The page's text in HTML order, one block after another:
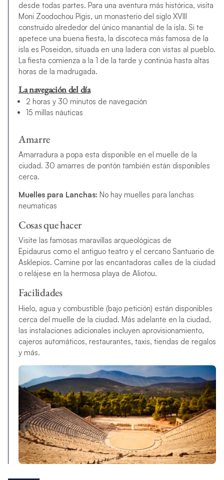
desde todas partes. Para una aventura más histórica, visita
Moni Zoodochou Pigis, un monasterio del siglo XVIII
construido alrededor del único manantial de la isla. Si te
apetece una buena fiesta, la discoteca más famosa de la
isla es Poseidon, situada en una ladera con vistas al pueblo.
La fiesta comienza a la 1 de la tarde y continúa hasta altas
horas de la madrugada.
La navegación del día
2 horas y 30 minutos de navegación
15 millas náuticas
Amarre
Amarradura a popa esta disponible en el muelle de la
ciudad. 30 amarres de pontón también están disponibles
cerca.
Muelles para Lanchas: No hay muelles para lanchas
neumaticas
Cosas que hacer
Visite las famosas maravillas arqueológicas de
Epidaurus como el antiguo teatro y el cercano Santuario de
Asklepios. Camine por las encantadoras calles de la ciudad
o relájese en la hermosa playa de Aliotou.
Facilidades
Hielo, agua y combustible (bajo petición) están disponibles
cerca del muelle de la ciudad. Más adelante en la ciudad,
las instalaciones adicionales incluyen aprovisionamiento,
cajeros automáticos, restaurantes, taxis, tiendas de regalos
y más.